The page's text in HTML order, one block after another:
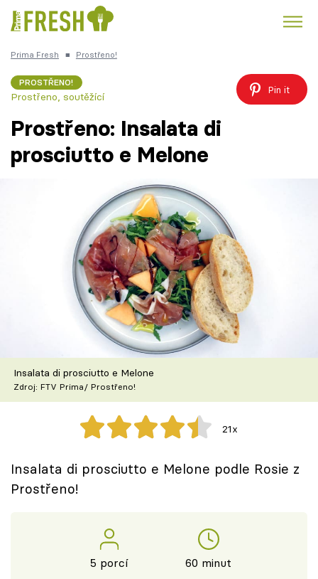
Česká kuchyně
TV Program
Škola vaření
Recepty z TV
Speciál: Cuketa
Těhotnej kuchař
Sledujte prima+
Prima Fresh ■ Prostřeno!
PROSTŘENO!
Prostřeno, soutěžící
Pin it
Prostřeno: Insalata di
prosciutto e Melone
Insalata di prosciutto e Melone
Zdroj: FTV Prima/ Prostřeno!
21x
Insalata di prosciutto e Melone podle Rosie z
Prostřeno!
5 porcí 60 minut